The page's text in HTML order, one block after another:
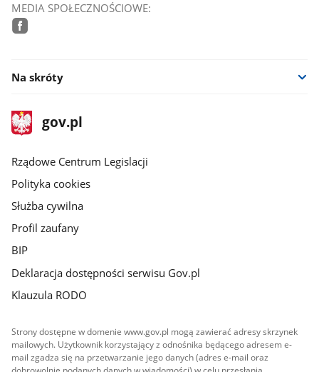
MEDIA SPOŁECZNOŚCIOWE:
Na skróty
stopka
gov.plStrona
gov.pl
Rządowe Centrum Legislacji
Polityka cookies
Służba cywilna
Profil zaufany
BIP
Deklaracja dostępności serwisu Gov.pl
Klauzula RODO
Strony dostępne w domenie www.gov.pl mogą zawierać adresy skrzynek
mailowych. Użytkownik korzystający z odnośnika będącego adresem e-
mail zgadza się na przetwarzanie jego danych (adres e-mail oraz